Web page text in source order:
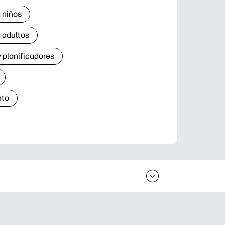
niños
adultos
planificadores